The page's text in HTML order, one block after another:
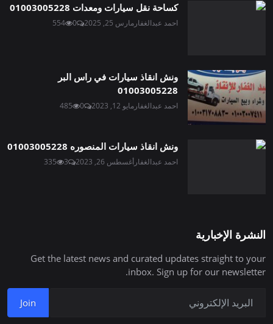
كساحة نقل سيارات ومعدات 01003005228
احمد عبدالغفار مارس 25, 2025 0
554
ونش انقاذ سيارات في راس البر
01003005228
احمد عبدالغفار مايو 12, 2023 0
485
ونش انقاذ سيارات المنصوره 01003005228
احمد عبدالغفار أغسطس 26, 2023 3
335
النشرة الإخبارية
Get the latest news and curated updates straight to your
inbox. Sign up for our newsletter.
Join